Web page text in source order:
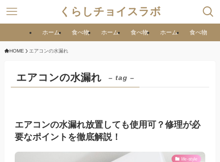
くらしチョイスラボ
ホーム 食べ物 ホーム 食べ物 ホーム 食べ物
HOME エアコンの水漏れ
エアコンの水漏れ – tag –
エアコンの水漏れ放置しても使用可？修理が必
要なポイントを徹底解説！
life-style